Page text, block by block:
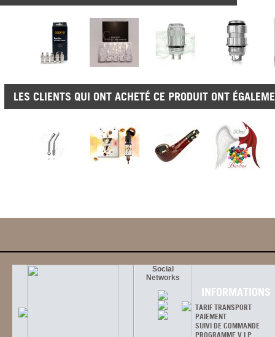
LES CLIENTS QUI ONT ACHETÉ CE PRODUIT ONT
Social
Networks
INFORMATIONS
TARIF TRANSPORT
PAIEMENT
SUIVI DE COMMANDE
PROGRAMME V.I.P